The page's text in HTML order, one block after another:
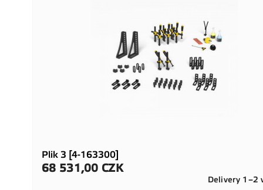
Plik 3 [4-163300]
Cena
68 531,00 CZK
Delivery 1–2